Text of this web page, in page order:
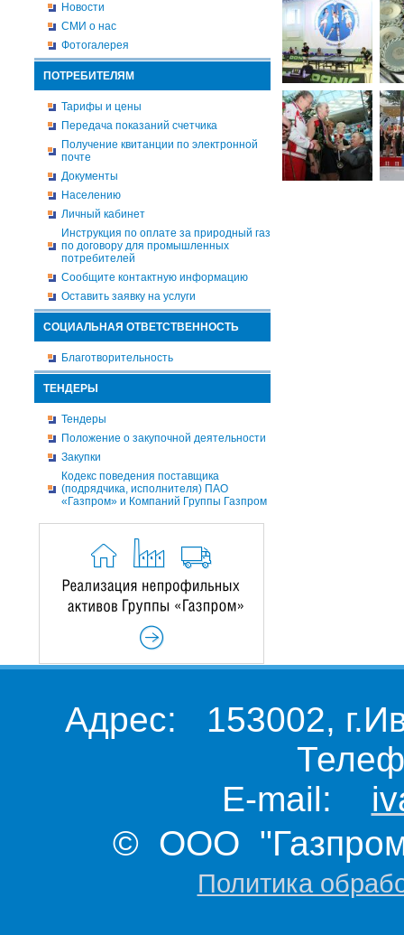
Новости
СМИ о нас
Фотогалерея
ПОТРЕБИТЕЛЯМ
Тарифы и цены
Передача показаний счетчика
Получение квитанции по электронной
почте
Документы
Населению
Личный кабинет
Инструкция по оплате за природный газ
по договору для промышленных
потребителей
Сообщите контактную информацию
Оставить заявку на услуги
СОЦИАЛЬНАЯ ОТВЕТСТВЕННОСТЬ
Благотворительность
ТЕНДЕРЫ
Тендеры
Положение о закупочной деятельности
Закупки
Кодекс поведения поставщика
(подрядчика, исполнителя) ПАО
«Газпром» и Компаний Группы Газпром
Адрес: 153002,
E-mail:
© ООО "Газпром
Политика